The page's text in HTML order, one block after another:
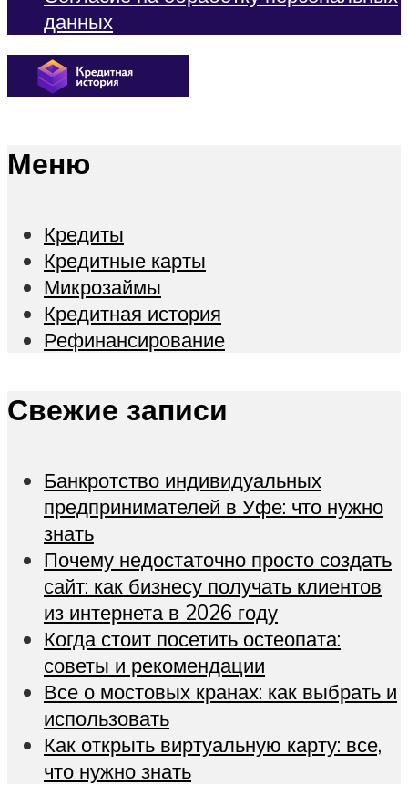
данных
Меню
Кредиты
Кредитные карты
Микрозаймы
Кредитная история
Рефинансирование
Свежие записи
Банкротство индивидуальных
предпринимателей в Уфе: что нужно
знать
Почему недостаточно просто создать
сайт: как бизнесу получать клиентов
из интернета в 2026 году
Когда стоит посетить остеопата:
советы и рекомендации
Все о мостовых кранах: как выбрать и
использовать
Как открыть виртуальную карту: все,
что нужно знать